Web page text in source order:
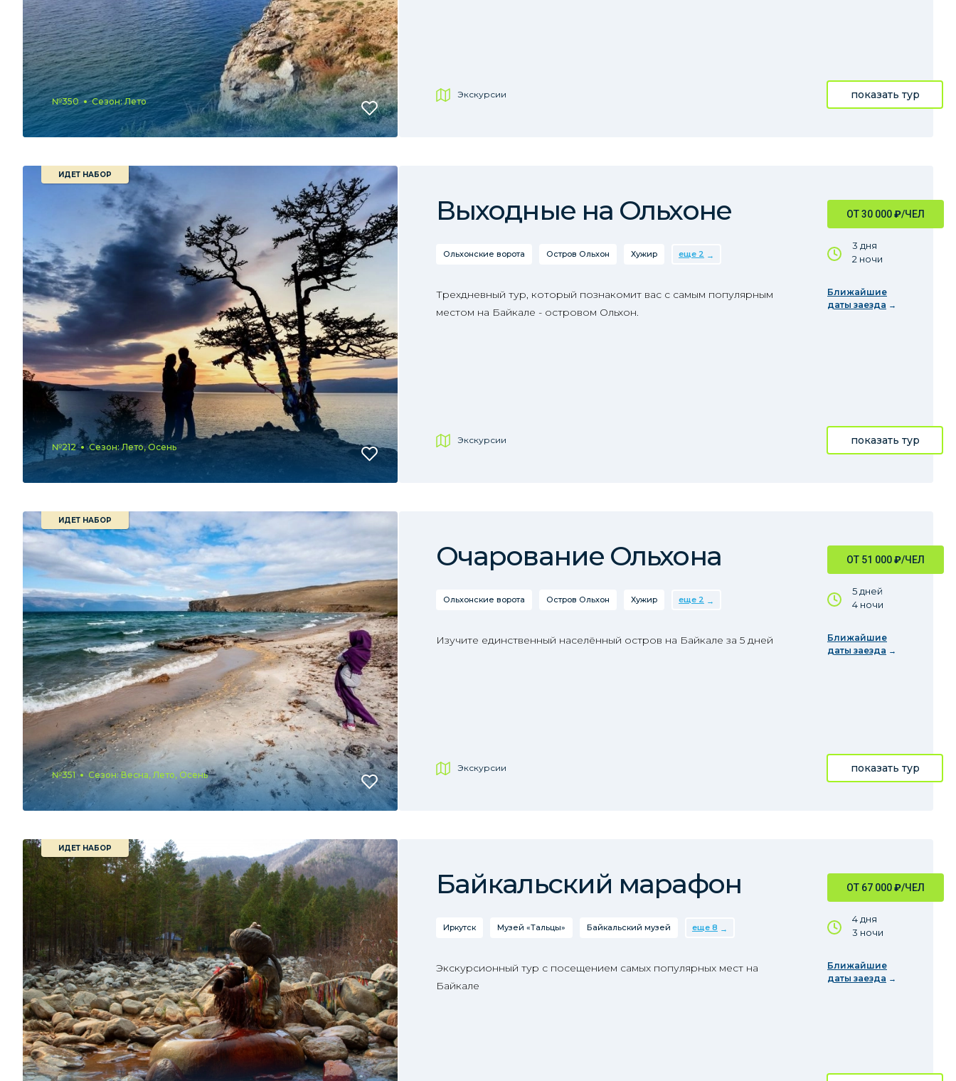
№350 Сезон: Лето
Экскурсии показать тур
ИДЕТ НАБОР
№212 Сезон: Лето, Осень
ОТ 30 000₽/ЧЕЛ
3 дня
2 ночи
Ближайшие
даты заезда
Выходные на Ольхоне
Ольхонские ворота Остров Ольхон Хужир еще 2
Трехдневный тур, который познакомит вас с самым популярным
местом на Байкале - островом Ольхон.
Экскурсии показать тур
ИДЕТ НАБОР
№351 Сезон: Весна, Лето, Осень
ОТ 51 000₽/ЧЕЛ
5 дней
4 ночи
Ближайшие
даты заезда
Очарование Ольхона
Ольхонские ворота Остров Ольхон Хужир еще 2
Изучите единственный населённый остров на Байкале за 5 дней
Экскурсии показать тур
ИДЕТ НАБОР
ОТ 67 000₽/ЧЕЛ
4 дня
3 ночи
Ближайшие
даты заезда
Байкальский марафон
Иркутск Музей «Тальцы» Байкальский музей еще 8
Экскурсионный тур с посещением самых популярных мест на
Байкале